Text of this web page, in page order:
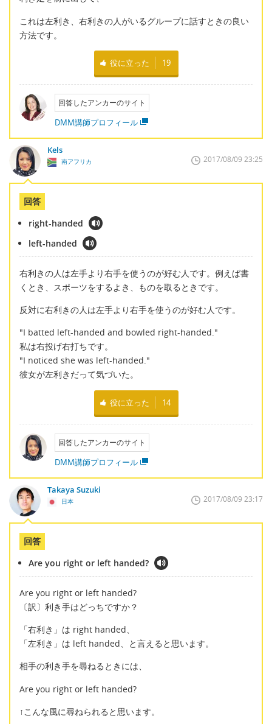
これは左利き、右利きの人がいるグループに話すときの良い
方法です。
役に立った 19
回答したアンカーのサイト
DMM講師プロフィール
Kels
南アフリカ 2017/08/09 23:25
回答
right-handed
left-handed
右利きの人は左手より右手を使うのが好む人です。例えば書
くとき、スポーツをするよき、ものを取るときです。
反対に右利きの人は左手より右手を使うのが好む人です。
"I batted left-handed and bowled right-handed."
私は右投げ右打ちです。
"I noticed she was left-handed."
彼女が左利きだって気づいた。
役に立った 14
回答したアンカーのサイト
DMM講師プロフィール
Takaya Suzuki
日本 2017/08/09 23:17
回答
Are you right or left handed?
Are you right or left handed?
〔訳〕利き手はどっちですか？
「右利き」は right handed、
「左利き」は left handed、と言えると思います。
相手の利き手を尋ねるときには、
Are you right or left handed?
↑こんな風に尋ねられると思います。